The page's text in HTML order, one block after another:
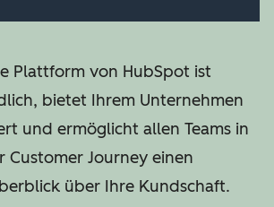
Plattform von HubSpot ist
bietet Ihrem Unternehmen
und ermöglicht allen Teams in
Customer Journey einen
über Ihre Kundschaft.